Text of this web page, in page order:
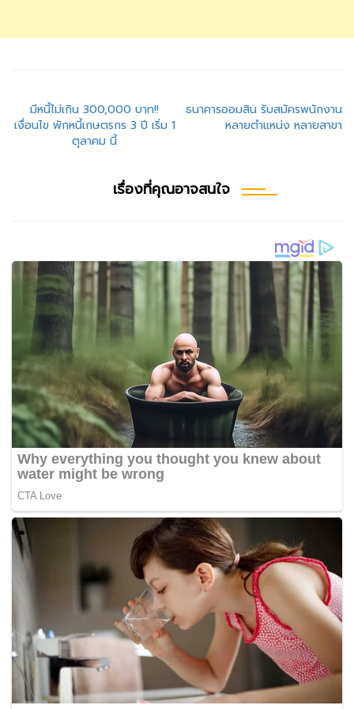
แนะแนว
เรื่อง
มีหนี้ไม่เกิน 300,000 บาท!!
เงื่อนไข พักหนี้เกษตรกร 3 ปี เริ่ม 1
ตุลาคม นี้
ธนาคารออมสิน รับสมัครพนักงาน
หลายตำแหน่ง หลายสาขา
เรื่องที่คุณอาจสนใจ